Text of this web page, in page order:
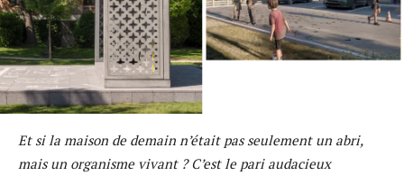
Et si la maison de demain n’était pas seulement un abri,
mais un organisme vivant ? C’est le pari audacieux